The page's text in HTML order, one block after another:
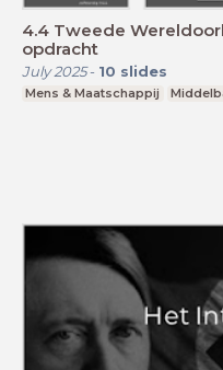
4.4 Tweede
opdracht
July 2025- 10 slides
Mens & Maatschappij